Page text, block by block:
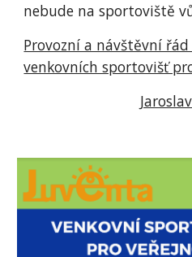
nebude na sportoviště
Provozní a návštěvní řád
venkovních sportovišť